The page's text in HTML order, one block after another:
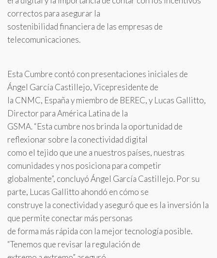
correctos para asegurar la
sostenibilidad financiera de las empresas de
telecomunicaciones.
Esta Cumbre contó con presentaciones iniciales de
Ángel García Castillejo, Vicepresidente de
la CNMC, España y miembro de BEREC, y Lucas Gallitto,
Director para América Latina de la
GSMA. “Esta cumbre nos brinda la oportunidad de
reflexionar sobre la conectividad digital
como el tejido que une a nuestros países, nuestras
comunidades y nos posiciona para competir
globalmente”, concluyó Ángel García Castillejo. Por su
parte, Lucas Gallitto ahondó en cómo se
construye la conectividad y aseguró que es la inversión la
que permite conectar más personas
de forma más rápida con la mejor tecnología posible.
“Tenemos que revisar la regulación de